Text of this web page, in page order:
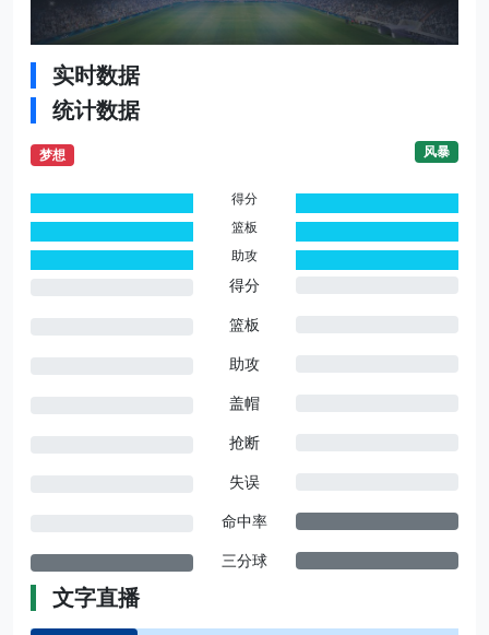
实时数据
统计数据
梦想 风暴
得分
篮板
助攻
得分
篮板
助攻
盖帽
抢断
失误
命中率
三分球
文字直播